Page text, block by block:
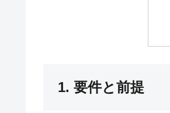
1. 要件と前提